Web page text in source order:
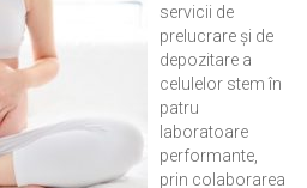
servicii de
prelucrare și de
depozitare a
celulelor stem în
patru
laboratoare
performante,
prin colaborarea